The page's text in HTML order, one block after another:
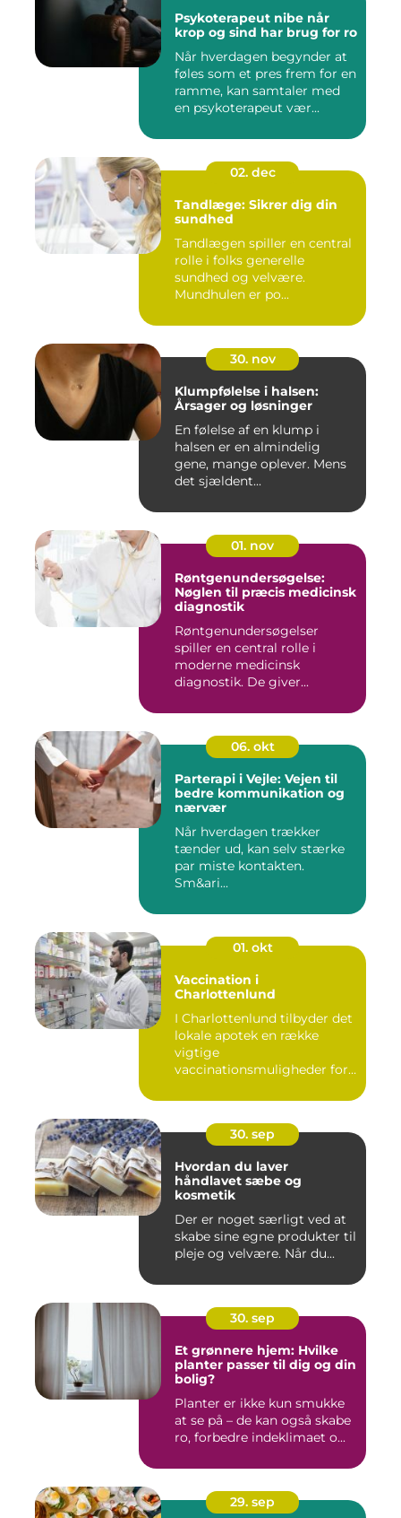
Psykoterapeut nibe når
krop og sind har brug for ro
Når hverdagen begynder at
føles som et pres frem for en
ramme, kan samtaler med
en psykoterapeut vær...
02. dec
Tandlæge: Sikrer dig din
sundhed
Tandlægen spiller en central
rolle i folks generelle
sundhed og velvære.
Mundhulen er po...
30. nov
Klumpfølelse i halsen:
Årsager og løsninger
En følelse af en klump i
halsen er en almindelig
gene, mange oplever. Mens
det sjældent...
01. nov
Røntgenundersøgelse:
Nøglen til præcis medicinsk
diagnostik
Røntgenundersøgelser
spiller en central rolle i
moderne medicinsk
diagnostik. De giver...
06. okt
Parterapi i Vejle: Vejen til
bedre kommunikation og
nærvær
Når hverdagen trækker
tænder ud, kan selv stærke
par miste kontakten.
Sm&ari...
01. okt
Vaccination i
Charlottenlund
I Charlottenlund tilbyder det
lokale apotek en række
vigtige
vaccinationsmuligheder for
30. sep
Hvordan du laver
håndlavet sæbe og
kosmetik
Der er noget særligt ved at
skabe sine egne produkter til
pleje og velvære. Når du...
30. sep
Et grønnere hjem: Hvilke
planter passer til dig og din
bolig?
Planter er ikke kun smukke
at se på – de kan også skabe
ro, forbedre indeklimaet o...
29. sep